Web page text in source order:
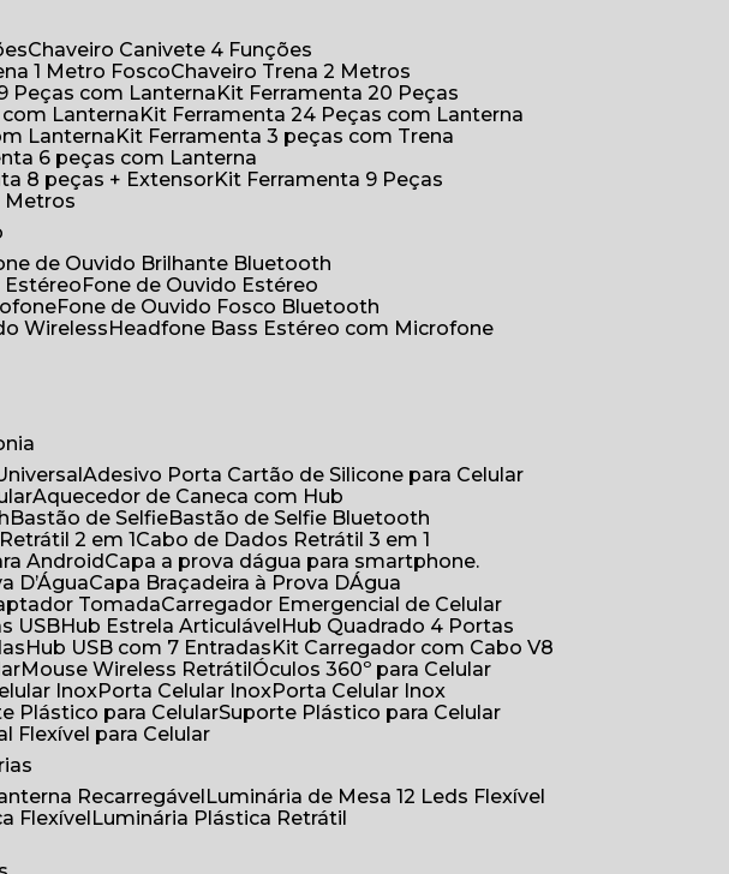
Chaveiro Canivete 4 Funções
1 Metro Fosco
Chaveiro Trena 2 Metros
Peças com Lanterna
Kit Ferramenta 20 Peças
com Lanterna
Kit Ferramenta 24 Peças com Lanterna
Lanterna
Kit Ferramenta 3 peças com Trena
6 peças com Lanterna
8 peças + Extensor
Kit Ferramenta 9 Peças
Metros
de Ouvido Brilhante Bluetooth
Estéreo
Fone de Ouvido Estéreo
Fone de Ouvido Fosco Bluetooth
Wireless
Headfone Bass Estéreo com Microfone
Adesivo Porta Cartão de Silicone para Celular
Aquecedor de Caneca com Hub
Bastão de Selfie
Bastão de Selfie Bluetooth
2 em 1
Cabo de Dados Retrátil 3 em 1
Android
Capa a prova dágua para smartphone.
D’Água
Capa Braçadeira à Prova DÁgua
Tomada
Carregador Emergencial de Celular
USB Hub Estrela Articulável
Hub Quadrado 4 Portas
Hub USB com 7 Entradas
Kit Carregador com Cabo V8
Mouse Wireless Retrátil
Óculos 360º para Celular
Inox Porta Celular Inox
Porta Celular Inox
Plástico para Celular Suporte Plástico para Celular
Flexível para Celular
Recarregável
Luminária de Mesa 12 Leds Flexível
Flexível
Luminária Plástica Retrátil